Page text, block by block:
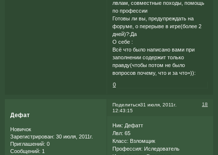
лвлам, совместные походы, помощь
по профессии
Готовы ли вы, предупреждать на
форуме, о перерыве в игре(более 2
дней)?:Да
О себе :
Всё что было написано вами при
заполнении содержит только
правду(чтобы потом не было
вопросов почему, что и за что=)):
0
Поделиться 18
31 июля, 2011г.
12:43:15
Дефат
Новичок
Зарегистрирован: 30 июля, 2011г.
Приглашений: 0
Сообщений: 1
Ник: Дефатт
Лвл: 65
Класс: Взломщик
Профессия: Иследователь